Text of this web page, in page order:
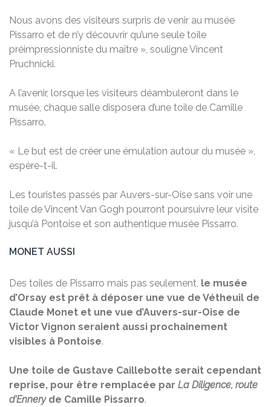
Nous avons des visiteurs surpris de venir au musée
Pissarro et de n’y découvrir qu’une seule toile
préimpressionniste du maître », souligne Vincent
Pruchnicki.
A l’avenir, lorsque les visiteurs déambuleront dans le
musée, chaque salle disposera d’une toile de Camille
Pissarro.
« Le but est de créer une émulation autour du musée »,
espère-t-il.
Les touristes passés par Auvers-sur-Oise sans voir une
toile de Vincent Van Gogh pourront poursuivre leur visite
jusqu’à Pontoise et son authentique musée Pissarro.
MONET AUSSI
Des toiles de Pissarro mais pas seulement, le musée
d’Orsay est prêt à déposer une vue de Vétheuil de
Claude Monet et une vue d’Auvers-sur-Oise de
Victor Vignon seraient aussi prochainement
visibles à Pontoise.
Une toile de Gustave Caillebotte serait cependant
reprise, pour être remplacée par La Diligence, route
d’Enneryde Camille Pissarro.